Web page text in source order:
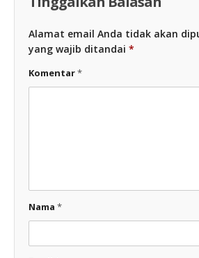
Alamat email Anda tidak akan
yang wajib ditandai *
Komentar*
Nama *